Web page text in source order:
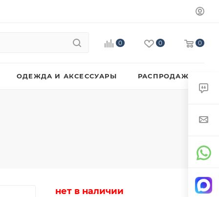
0 0 0
ОДЕЖДА И АКСЕССУАРЫ РАСПРОДАЖА
нет в наличии